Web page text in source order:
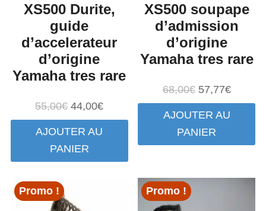
XS500 Durite,
guide
d’accelerateur
d’origine
Yamaha tres rare
55,00€ Le
prix
initial
était :
44,00€Le
prix
AJOUTER AU
PANIER
XS500 soupape
d’admission
d’origine
Yamaha tres rare
68,00€ Le
prix
initial
était :
57,77€Le
prix
AJOUTER AU
PANIER
Promo ! Promo !